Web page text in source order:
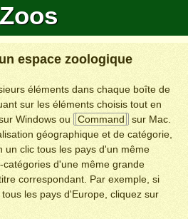
Zoos
espace zoologique
éléments dans chaque boîte de
sur les éléments choisis tout en
Windows ou Command
sur Mac.
géographique et de catégorie,
un clic tous les pays d'un même
d'une même grande
correspondant. Par exemple, si
les pays d'Europe, cliquez sur